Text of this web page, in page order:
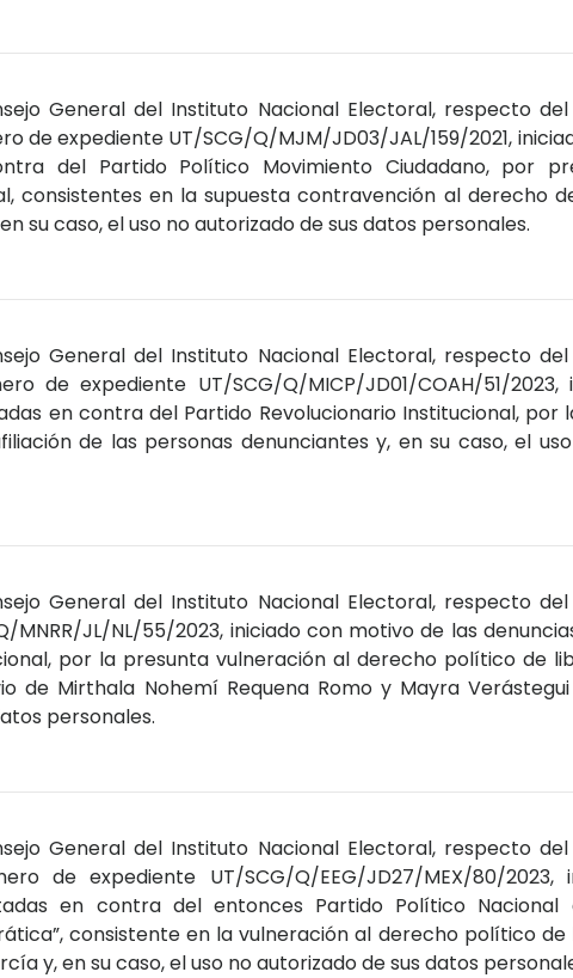
General del Instituto Nacional Electoral, respecto
de expediente UT/SCG/Q/MJM/JD03/JAL/159/2021,
del Partido Político Movimiento Ciudadano, por
consistentes en la supuesta contravención al derecho
su caso, el uso no autorizado de sus datos personales.
General del Instituto Nacional Electoral, respecto
de expediente UT/SCG/Q/MICP/JD01/COAH/51/
en contra del Partido Revolucionario Institucional,
de las personas denunciantes y, en su caso, el
General del Instituto Nacional Electoral, respecto
MNRR/JL/NL/55/2023, iniciado con motivo de las
por la presunta vulneración al derecho político de
de Mirthala Nohemí Requena Romo y Mayra
personales.
General del Instituto Nacional Electoral, respecto
de expediente UT/SCG/Q/EEG/JD27/MEX/80/
en contra del entonces Partido Político Nacional
consistente en la vulneración al derecho político
y, en su caso, el uso no autorizado de sus datos